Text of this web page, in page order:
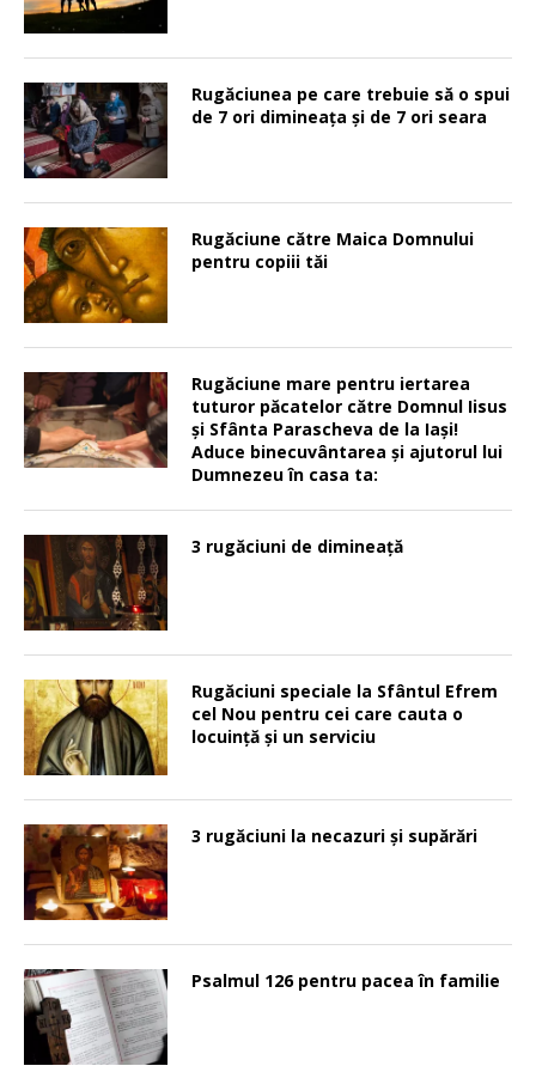
Rugăciunea pe care trebuie să o spui
de 7 ori dimineața și de 7 ori seara
Rugăciune către Maica Domnului
pentru copiii tăi
Rugăciune mare pentru iertarea
tuturor păcatelor către Domnul Iisus
şi Sfânta Parascheva de la Iaşi!
Aduce binecuvântarea şi ajutorul lui
Dumnezeu în casa ta:
3 rugăciuni de dimineață
Rugăciuni speciale la Sfântul Efrem
cel Nou pentru cei care cauta o
locuinţă şi un serviciu
3 rugăciuni la necazuri și supărări
Psalmul 126 pentru pacea în familie